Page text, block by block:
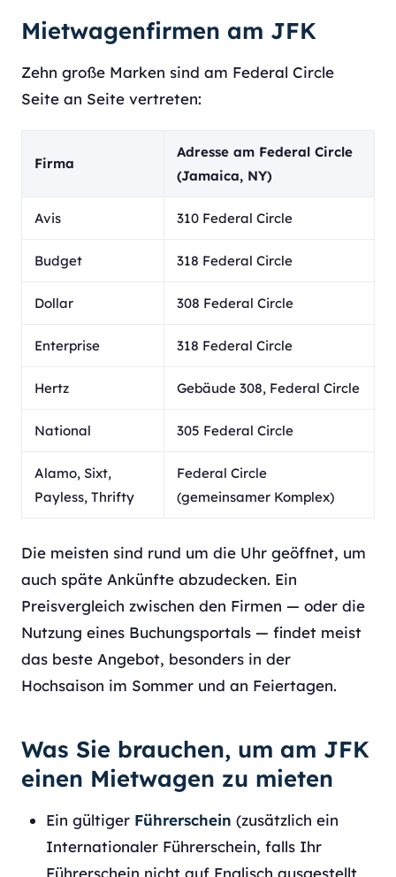
Mietwagenfirmen am JFK
Zehn große Marken sind am Federal Circle
Seite an Seite vertreten:
Firma
Adresse am Federal Circle
(Jamaica, NY)
Avis 310 Federal Circle
Budget 318 Federal Circle
Dollar 308 Federal Circle
Enterprise 318 Federal Circle
Hertz Gebäude 308, Federal Circle
National 305 Federal Circle
Alamo, Sixt,
Payless, Thrifty
Federal Circle
(gemeinsamer Komplex)
Die meisten sind rund um die Uhr geöffnet, um
auch späte Ankünfte abzudecken. Ein
Preisvergleich zwischen den Firmen — oder die
Nutzung eines Buchungsportals — findet meist
das beste Angebot, besonders in der
Hochsaison im Sommer und an Feiertagen.
Was Sie brauchen, um am JFK
einen Mietwagen zu mieten
Ein gültiger Führerschein (zusätzlich ein
Internationaler Führerschein, falls Ihr
Führerschein nicht auf Englisch ausgestellt